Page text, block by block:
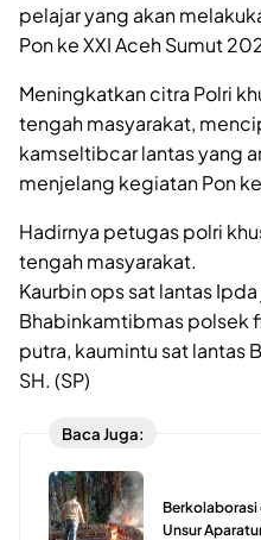
pelajar yang akan
Pon ke XXI Aceh Sumut
Meningkatkan citra Polri
tengah masyarakat,
kamseltibcar lantas yang
menjelang kegiatan Pon
Hadirnya petugas polri
tengah masyarakat.
Kaurbin ops sat lantas Ipda
Bhabinkamtibmas polsek
putra, kaumintu sat lantas
SH. (SP)
Baca Juga:
Berkolaborasi
Unsur